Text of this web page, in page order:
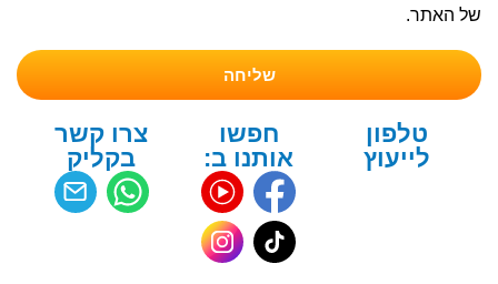
של האתר.
שליחה
טלפון
לייעוץ
חפשו
אותנו ב:
צרו קשר
בקליק